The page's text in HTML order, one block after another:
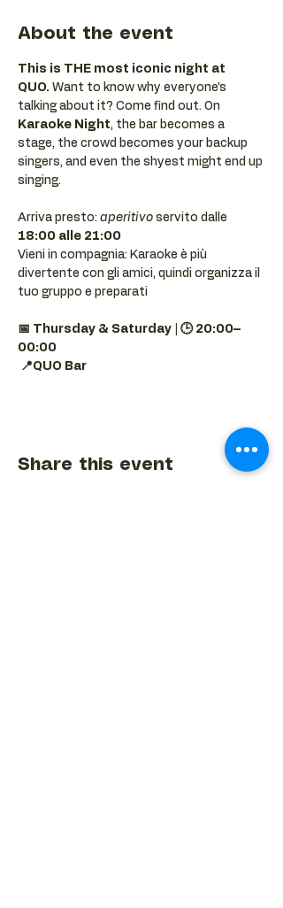
About the event
This is THE most iconic night at
QUO. Want to know why everyone’s
talking about it? Come find out. On
Karaoke Night, the bar becomes a
stage, the crowd becomes your backup
singers, and even the shyest might end up
singing.
Arriva presto: aperitivo servito dalle
18:00 alle 21:00
Vieni in compagnia: Karaoke è più
divertente con gli amici, quindi organizza il
tuo gruppo e preparati
📅 Thursday & Saturday | 🕒 20:00–
00:00
📍QUO Bar
Share this event